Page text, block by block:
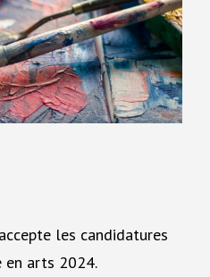
les candidatures
en arts 2024.